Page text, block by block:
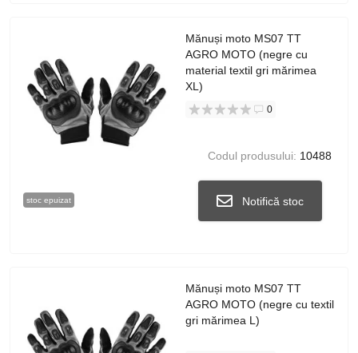
stoc epuizat
Mănuși moto MS07 TT
AGRO MOTO (negre cu
material textil gri mărimea
XL)
0
Codul produsului: 10488
Notifică stoc
Mănuși moto MS07 TT
AGRO MOTO (negre cu textil
gri mărimea L)